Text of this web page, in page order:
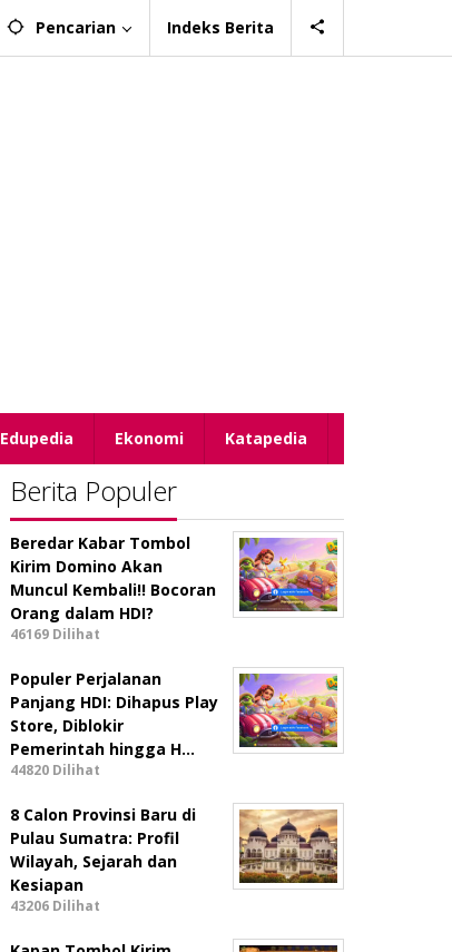
Pencarian Indeks Berita
Edupedia Ekonomi Katapedia
Berita Populer
Beredar Kabar Tombol
Kirim Domino Akan
Muncul Kembali!! Bocoran
Orang dalam HDI?
46169 Dilihat
Populer Perjalanan
Panjang HDI: Dihapus Play
Store, Diblokir
Pemerintah hingga H…
44820 Dilihat
8 Calon Provinsi Baru di
Pulau Sumatra: Profil
Wilayah, Sejarah dan
Kesiapan
43206 Dilihat